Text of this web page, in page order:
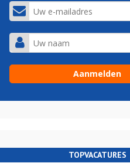
TOPVACATURES